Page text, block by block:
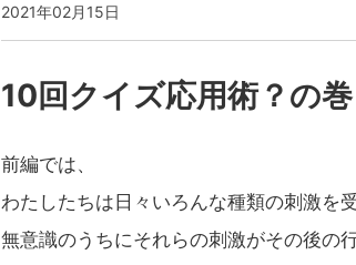
2021年02月15日
10回クイズ応用術？の
前編では、
わたしたちは日々いろんな種類の刺激を
無意識のうちにそれらの刺激がその後の